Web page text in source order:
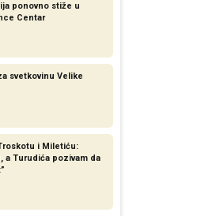
ponovno stiže u
Centar
svetkovinu Velike
i Miletiću:
a Turudića pozivam da